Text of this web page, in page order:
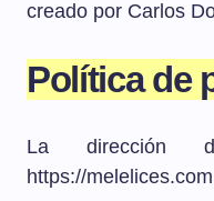
creado por Carlos
Política de
La dirección
https://